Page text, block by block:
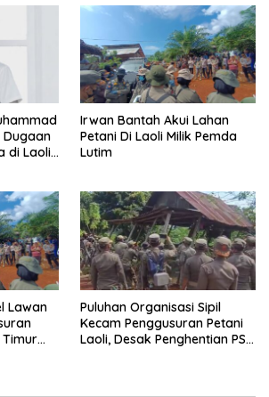
Dugaan
di Laoli
Irwan Bantah Akui Lahan
Petani Di Laoli Milik Pemda
Lutim
Lawan
Timur
Puluhan Organisasi Sipil
Kecam Penggusuran Petani
Laoli, Desak Penghentian PSN